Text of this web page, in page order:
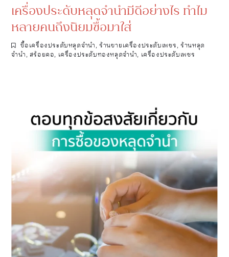
เครื่องประดับหลุดจำนำมีดีอย่างไร ทำไม
หลายคนถึงนิยมซื้อมาใส่
ซื้อเครื่องประดับหลุดจำนำ,ร้านขายเครื่องประดับเพชร,ร้านหลุด
จำนำ, สร้อยคอ, เครื่องประดับทองหลุดจำนำ, เครื่องประดับเพชร